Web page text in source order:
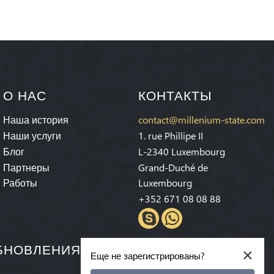
О НАС
Наша история
Наши услуги
Блог
Партнеры
Работы
КОНТАКТЫ
contact@millenium-state.com
1. rue Phillipe II
L-2340 Luxembourg
Grand-Duché de
Luxembourg
+352 671 08 08 88
И СПЕЦИАЛЬНЫХ ×
Еще не зарегистрированы?